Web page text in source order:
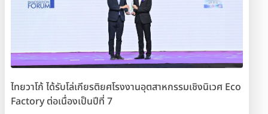
ไทยวาโก้ ได้รับโล่เกียรติยศโรงงานอุตสาหกรรมเชิงนิเวศ Eco
Factory ต่อเนื่องเป็นปีที่ 7